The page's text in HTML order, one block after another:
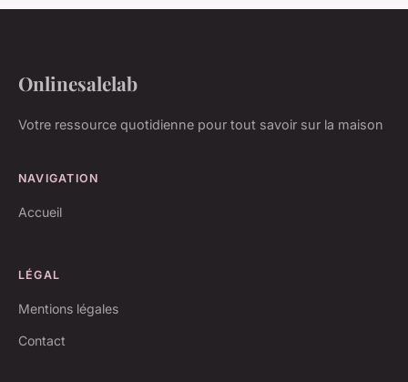
Onlinesalelab
Votre ressource quotidienne pour tout savoir sur la maison
NAVIGATION
Accueil
LÉGAL
Mentions légales
Contact